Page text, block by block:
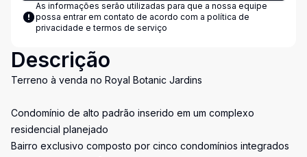
As informações serão utilizadas para que a nossa equipe
possa entrar em contato de acordo com a política de
privacidade e termos de serviço
Descrição
Terreno à venda no Royal Botanic Jardins
Condomínio de alto padrão inserido em um complexo
residencial planejado
Bairro exclusivo composto por cinco condomínios integrados